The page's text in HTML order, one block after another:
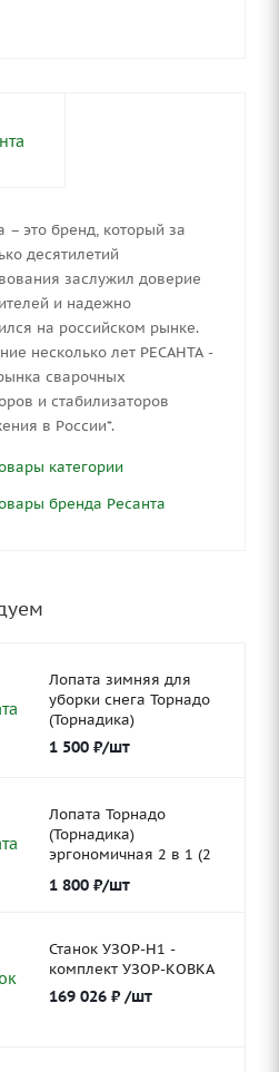
– это бренд, который за
десятилетий
заслужил доверие
и надежно
на российском рынке.
несколько лет РЕСАНТА -
сварочных
и стабилизаторов
в России*.
категории
бренда Ресанта
Лопата зимняя для
уборки снега Торнадо
(Торнадика)
1 500₽/шт
Лопата Торнадо
(Торнадика)
эргономичная 2 в 1 (2
1 800₽/шт
Станок УЗОР-Н1 -
комплект УЗОР-КОВКА
169 026₽ /шт